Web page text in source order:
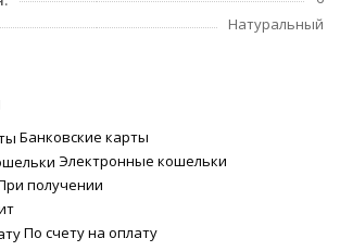
Натуральный
Банковские карты
Электронные кошельки
получении
По счету на оплату